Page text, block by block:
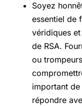
Soyez
essentiel de
véridiques
de RSA.
ou
important
répondre